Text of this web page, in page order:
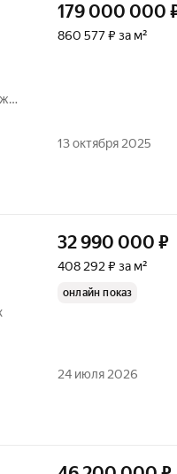
179 000 000
860 577 ₽ за м²
13 октября 2025
32 990 000 ₽
408 292 ₽ за м²
онлайн показ
24 июля 2026